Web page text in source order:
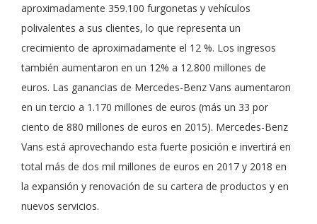
aproximadamente 359.100 furgonetas y vehículos
polivalentes a sus clientes, lo que representa un
crecimiento de aproximadamente el 12 %. Los ingresos
también aumentaron en un 12% a 12.800 millones de
euros. Las ganancias de Mercedes-Benz Vans aumentaron
en un tercio a 1.170 millones de euros (más un 33 por
ciento de 880 millones de euros en 2015). Mercedes-Benz
Vans está aprovechando esta fuerte posición e invertirá en
total más de dos mil millones de euros en 2017 y 2018 en
la expansión y renovación de su cartera de productos y en
nuevos servicios.